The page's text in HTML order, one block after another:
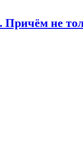
Причём не